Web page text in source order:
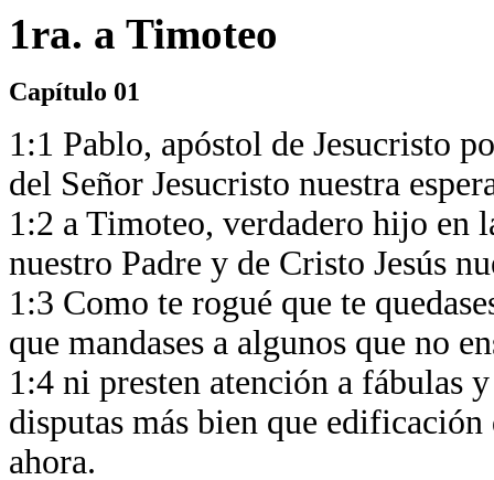
1ra. a Timoteo
Capítulo 01
1:1 Pablo, apóstol de Jesucristo
del Señor Jesucristo nuestra
1:2 a Timoteo, verdadero hijo en
nuestro Padre y de Cristo Jesús
1:3 Como te rogué que te
que mandases a algunos que no
1:4 ni presten atención a fábulas
disputas más bien que
ahora.